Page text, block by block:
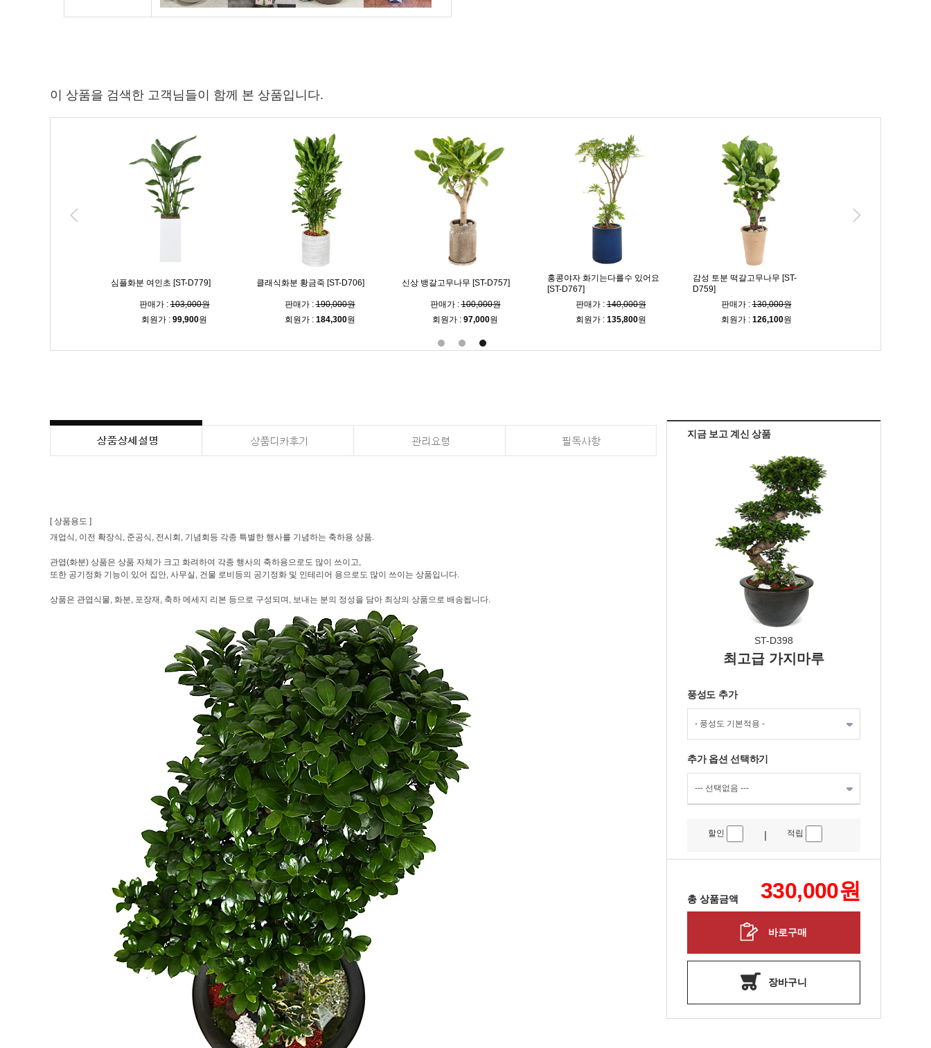
이 상품을 검색한 고객님들이 함께 본 상품입니다.
심플화분 여인초 [ST-D779]
판매가 :103,000원
회원가 : 99,900원
클래식화분 황금죽 [ST-D706]
판매가 :190,000원
회원가 : 184,300원
신상 뱅갈고무나무 [ST-D757]
판매가 :100,000원
회원가 : 97,000원
홍콩야자 화기는다를수 있어요
[ST-D767]
판매가 :140,000원
회원가 : 135,800원
감성 토분 떡갈고무나무 [ST-
D759]
판매가 :130,000원
회원가 : 126,100원
지금 보고 계신 상품
ST-D398
최고급 가지마루
풍성도 추가
추가 옵션 선택하기
할인 | 적립
총 상품금액 330,000원
바로구매
장바구니
[ 상품용도 ]
개업식, 이전 확장식, 준공식, 전시회, 기념회등 각종 특별한 행사를 기념하는 축하용 상품.
관엽(화분) 상품은 상품 자체가 크고 화려하여 각종 행사의 축하용으로도 많이 쓰이고,
또한 공기정화 기능이 있어 집안, 사무실, 건물 로비등의 공기정화 및 인테리어 용으로도 많이 쓰이는 상품입니다.
상품은 관엽식물, 화분, 포장재, 축하 메세지 리본 등으로 구성되며, 보내는 분의 정성을 담아 최상의 상품으로 배송됩니다.